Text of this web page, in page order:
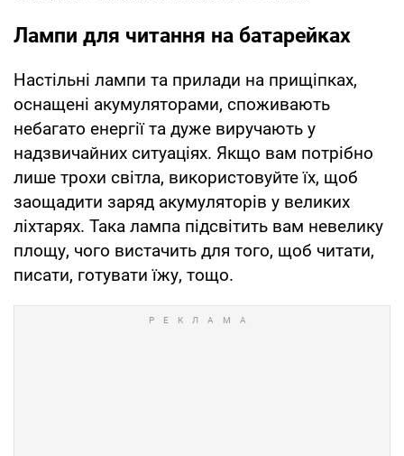
Лампи для читання на батарейках
Настільні лампи та прилади на прищіпках,
оснащені акумуляторами, споживають
небагато енергії та дуже виручають у
надзвичайних ситуаціях. Якщо вам потрібно
лише трохи світла, використовуйте їх, щоб
заощадити заряд акумуляторів у великих
ліхтарях. Така лампа підсвітить вам невелику
площу, чого вистачить для того, щоб читати,
писати, готувати їжу, тощо.